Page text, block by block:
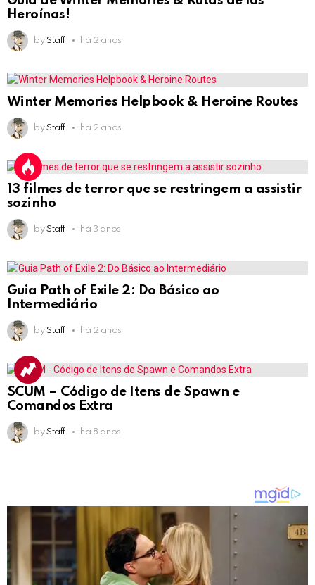
Heroínas!
by Staff há 2 anos
Winter Memories Helpbook & Heroine Routes
by Staff há 2 anos
13 filmes de terror que se restringem a assistir
sozinho
by Staff há 3 anos
Guia Path of Exile 2: Do Básico ao
Intermediário
by Staff há 2 anos
SCUM – Código de Itens de Spawn e
Comandos Extra
by Staff há 8 anos